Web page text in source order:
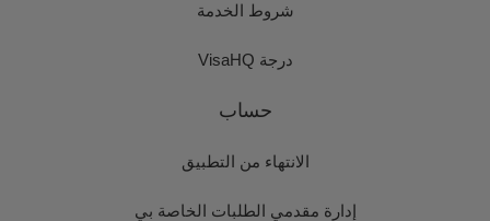
شروط الخدمة
درجة VisaHQ
حساب
الانتهاء من التطبيق
إدارة مقدمي الطلبات الخاصة بي